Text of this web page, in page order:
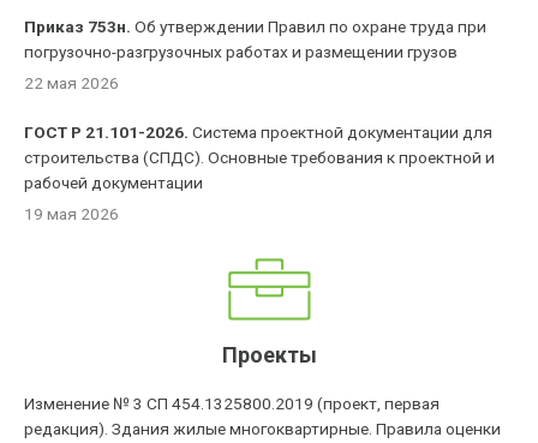
Приказ 753н. Об утверждении Правил по охране труда при
погрузочно-разгрузочных работах и размещении грузов
22 мая 2026
ГОСТ Р 21.101-2026. Система проектной документации для
строительства (СПДС). Основные требования к проектной и
рабочей документации
19 мая 2026
Проекты
Изменение № 3 СП 454.1325800.2019 (проект, первая
редакция). Здания жилые многоквартирные. Правила оценки